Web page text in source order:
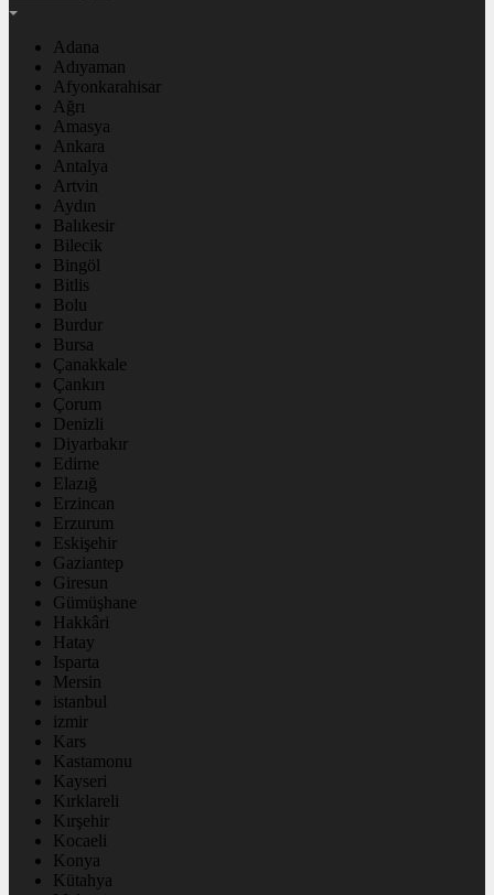
Adana
Adıyaman
Afyonkarahisar
Ağrı
Amasya
Ankara
Antalya
Artvin
Aydın
Balıkesir
Bilecik
Bingöl
Bitlis
Bolu
Burdur
Bursa
Çanakkale
Çankırı
Çorum
Denizli
Diyarbakır
Edirne
Elazığ
Erzincan
Erzurum
Eskişehir
Gaziantep
Giresun
Gümüşhane
Hakkâri
Hatay
Isparta
Mersin
istanbul
izmir
Kars
Kastamonu
Kayseri
Kırklareli
Kırşehir
Kocaeli
Konya
Kütahya